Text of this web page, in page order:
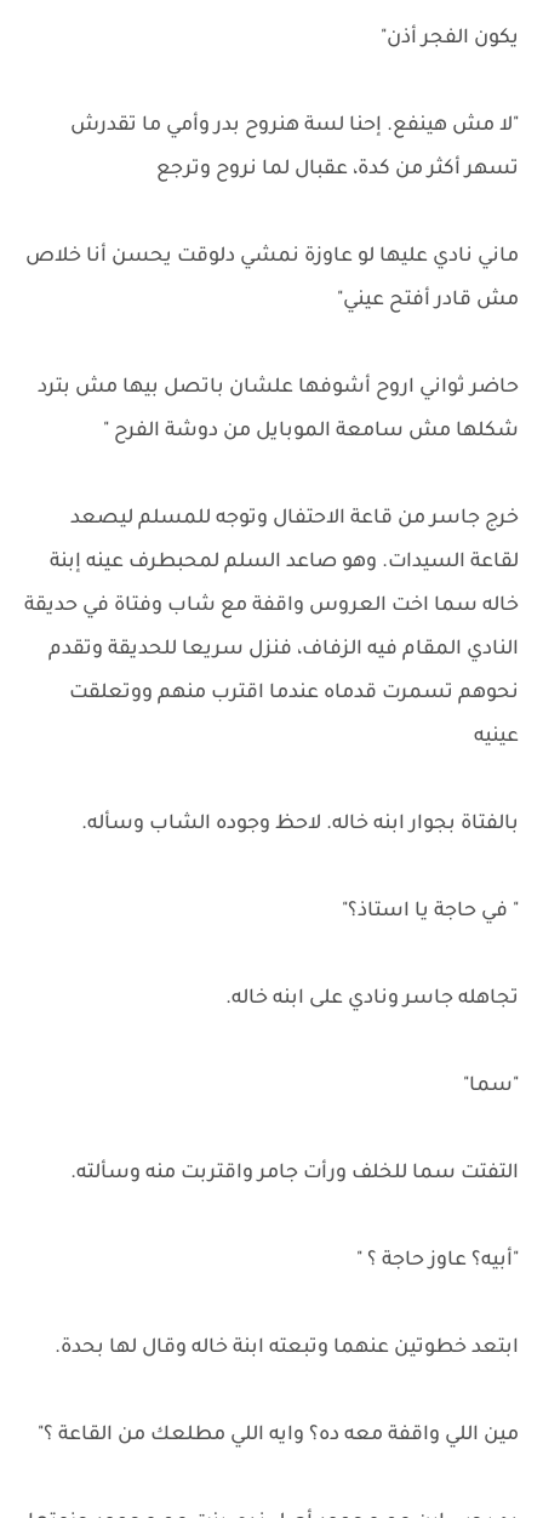
يكون الفجر أذن"
"لا مش هينفع. إحنا لسة هنروح بدر وأمي ما تقدرش
تسهر أكثر من كدة، عقبال لما نروح وترجع
ماني نادي عليها لو عاوزة نمشي دلوقت يحسن أنا خلاص
مش قادر أفتح عيني"
حاضر ثواني اروح أشوفها علشان باتصل بيها مش بترد
شكلها مش سامعة الموبايل من دوشة الفرح "
خرج جاسر من قاعة الاحتفال وتوجه للمسلم ليصعد
لقاعة السيدات. وهو صاعد السلم لمحبطرف عينه إبنة
خاله سما اخت العروس واقفة مع شاب وفتاة في حديقة
النادي المقام فيه الزفاف، فنزل سريعا للحديقة وتقدم
نحوهم تسمرت قدماه عندما اقترب منهم ووتعلقت
عينيه
بالفتاة بجوار ابنه خاله. لاحظ وجوده الشاب وسأله.
" في حاجة يا استاذ؟"
تجاهله جاسر ونادي على ابنه خاله.
"سما"
التفتت سما للخلف ورأت جامر واقتربت منه وسألته.
"أبيه؟ عاوز حاجة ؟ "
ابتعد خطوتين عنهما وتبعته ابنة خاله وقال لها بحدة.
مين اللي واقفة معه ده؟ وايه اللي مطلعك من القاعة ؟"